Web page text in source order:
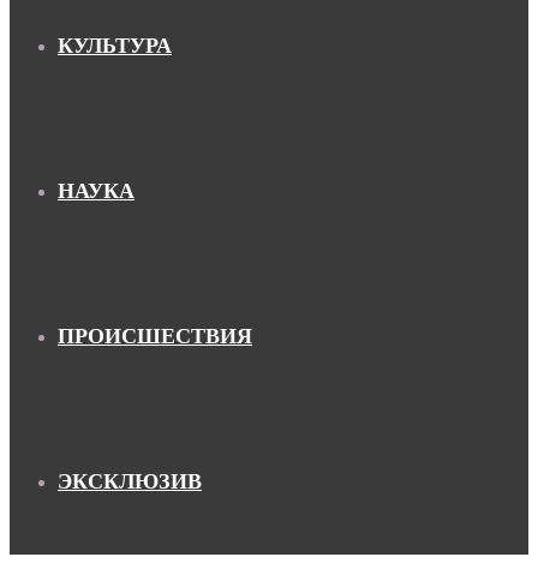
КУЛЬТУРА
НАУКА
ПРОИСШЕСТВИЯ
ЭКСКЛЮЗИВ